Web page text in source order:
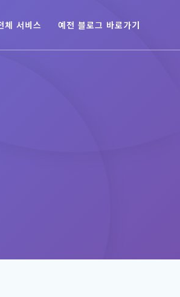
체 서비스 예전 블로그 바로가기